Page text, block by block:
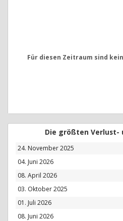
Für diesen Zeitraum sind
Die größten Verlust-
24. November 2025
04. Juni 2026
08. April 2026
03. Oktober 2025
01. Juli 2026
08. Juni 2026